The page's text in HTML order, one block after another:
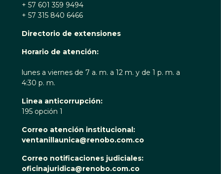
+ 57 601 359 9494
+ 57 315 840 6466
Directorio de extensiones
Horario de atención:
lunes a viernes de 7 a. m. a 12 m. y de 1 p. m. a
4:30 p. m.
Linea anticorrupción:
195 opción 1
Correo atención institucional:
ventanillaunica@renobo.com.co
Correo notificaciones judiciales:
oficinajuridica@renobo.com.co